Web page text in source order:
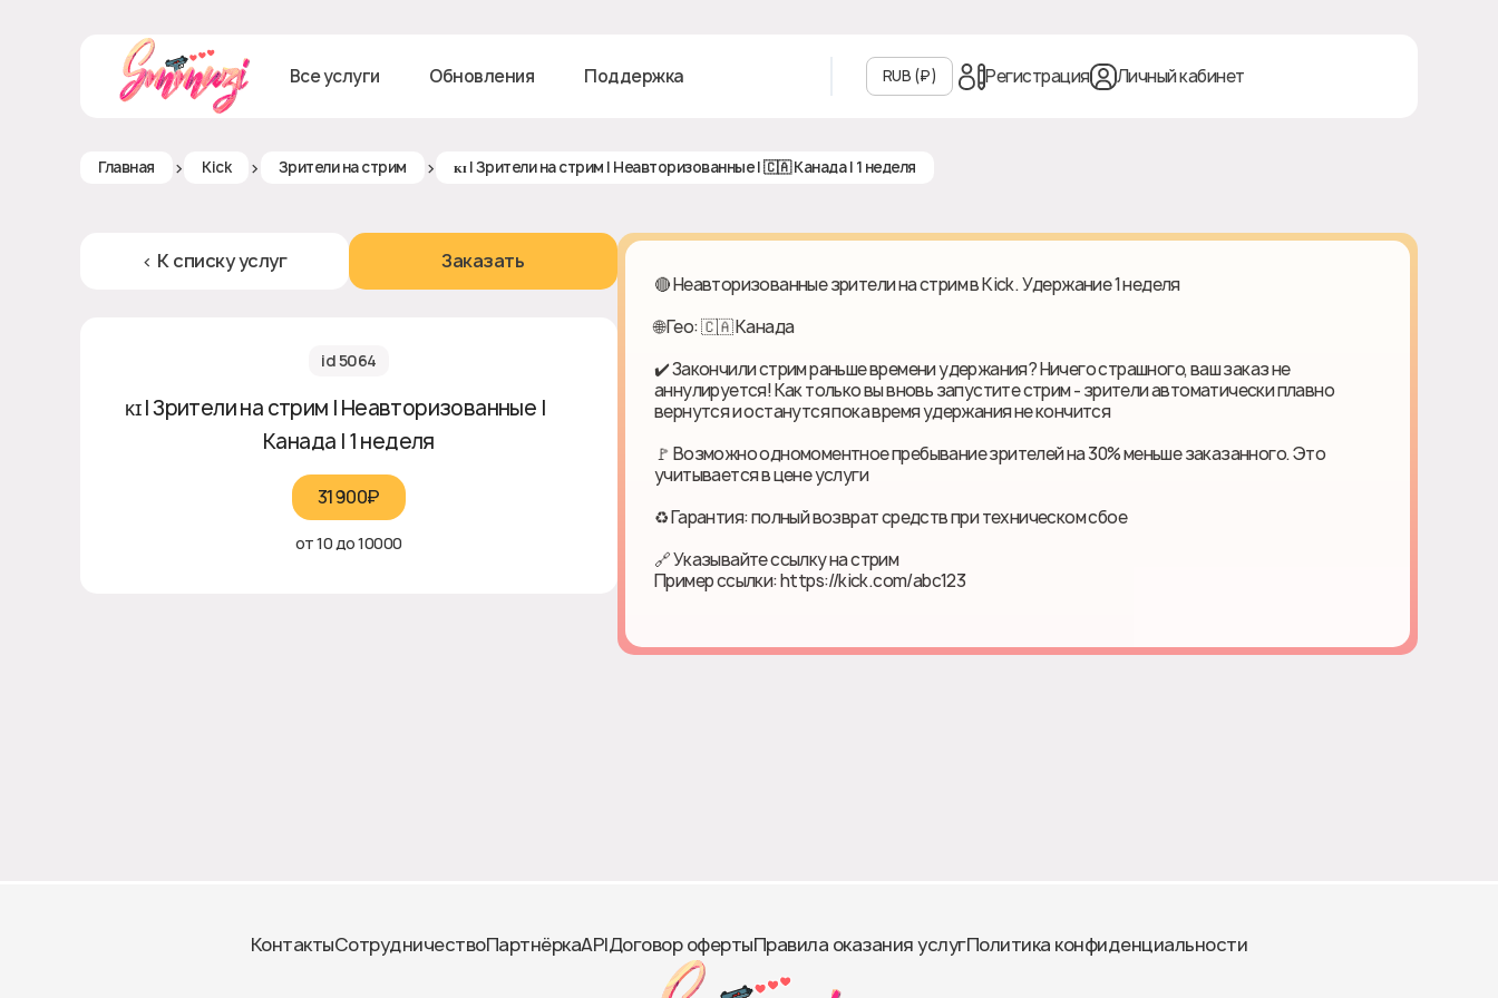
Все услуги Обновления Поддержка RUB (₽‎) Регистрация Личный кабинет
Главная > Kick > Зрители на стрим > ᴋɪ | Зрители на стрим | Неавторизованные | 🇨🇦 Канада | 1 неделя
< К списку услуг Заказать
id 5064
ᴋɪ | Зрители на стрим | Неавторизованные | 🇨🇦
Канада | 1 неделя
31900₽‎
от 10 до 10000
🔴 Неавторизованные зрители на стрим в Kick. Удержание 1 неделя
🌐 Гео: 🇨🇦 Канада
✔️ Закончили стрим раньше времени удержания? Ничего страшного, ваш заказ не
аннулируется! Как только вы вновь запустите стрим - зрители автоматически плавно
вернутся и останутся пока время удержания не кончится
🚩 Возможно одномоментное пребывание зрителей на 30% меньше заказанного. Это
учитывается в цене услуги
♻ Гарантия: полный возврат средств при техническом сбое
🔗 Указывайте ссылку на стрим
Пример ссылки: https://kick.com/abc123
КонтактыСотрудничествоПартнёркаAPIДоговор офертыПравила оказания услугПолитика конфиденциальности